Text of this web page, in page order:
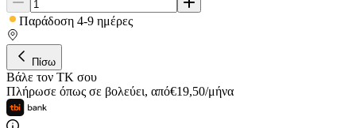
Παράδοση 4-9 ημέρες
Πίσω
Βάλε τον ΤΚ σου
Πλήρωσε όπως σε βολεύει, από€19,50/μήνα